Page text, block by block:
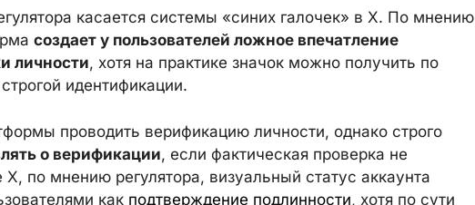
касается системы «синих галочек» в X. По мнению
создает у пользователей ложное впечатление
личности, хотя на практике значок можно получить по
идентификации.
проводить верификацию личности, однако строго
о верификации, если фактическая проверка не
по мнению регулятора, визуальный статус аккаунта
как подтверждение подлинности, хотя по сути